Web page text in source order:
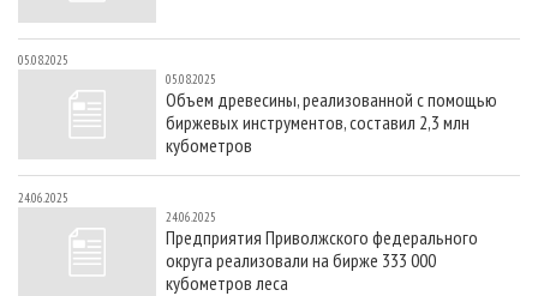
05.08.2025
05.08.2025
Объем древесины, реализованной с помощью
биржевых инструментов, составил 2,3 млн
кубометров
24.06.2025
24.06.2025
Предприятия Приволжского федерального
округа реализовали на бирже 333 000
кубометров леса